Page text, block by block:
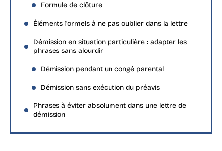
Formule de clôture
Éléments formels à ne pas oublier dans la lettre
Démission en situation particulière : adapter les
phrases sans alourdir
Démission pendant un congé parental
Démission sans exécution du préavis
Phrases à éviter absolument dans une lettre de
démission